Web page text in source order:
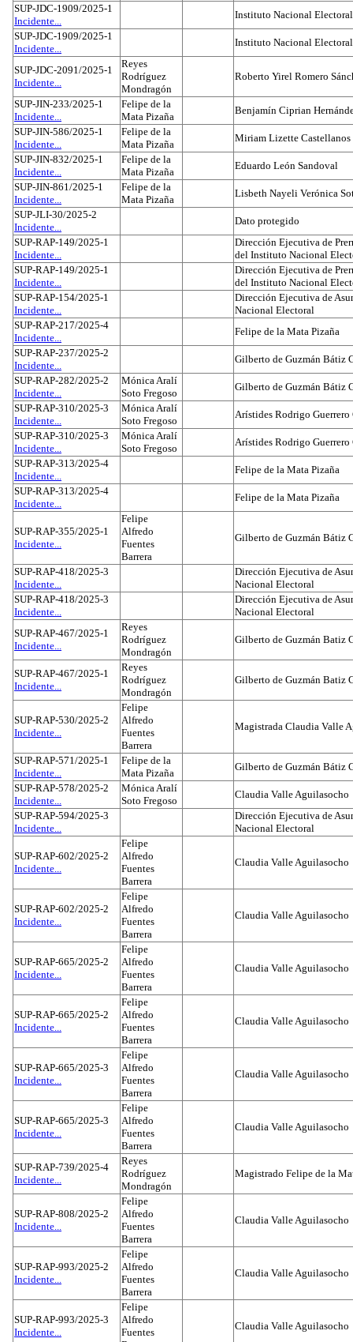
SUP-JDC-1909/2025-1
Incidente...
Instituto Nacional Electoral
SUP-JDC-1909/2025-1
Incidente...
Instituto Nacional Electoral
SUP-JDC-2091/2025-1
Incidente...
Reyes
Rodríguez
Mondragón
Roberto Yirel Romero
SUP-JIN-233/2025-1
Incidente...
Felipe de la
Mata Pizaña
Benjamín Ciprian
SUP-JIN-586/2025-1
Incidente...
Felipe de la
Mata Pizaña
Miriam Lizette Castellanos
SUP-JIN-832/2025-1
Incidente...
Felipe de la
Mata Pizaña
Eduardo León Sandoval
SUP-JIN-861/2025-1
Incidente...
Felipe de la
Mata Pizaña
Lisbeth Nayeli Verónica
SUP-JLI-30/2025-2
Incidente...
Dato protegido
SUP-RAP-149/2025-1
Incidente...
Dirección Ejecutiva de
del Instituto Nacional
SUP-RAP-149/2025-1
Incidente...
Dirección Ejecutiva de
del Instituto Nacional
SUP-RAP-154/2025-1
Incidente...
Dirección Ejecutiva de
Nacional Electoral
SUP-RAP-217/2025-4
Incidente...
Felipe de la Mata Pizaña
SUP-RAP-237/2025-2
Incidente...
Gilberto de Guzmán Bátiz
SUP-RAP-282/2025-2
Incidente...
Mónica Aralí
Soto Fregoso
Gilberto de Guzmán Bátiz
SUP-RAP-310/2025-3
Incidente...
Mónica Aralí
Soto Fregoso
Arístides Rodrigo Guerrero
SUP-RAP-310/2025-3
Incidente...
Mónica Aralí
Soto Fregoso
Arístides Rodrigo Guerrero
SUP-RAP-313/2025-4
Incidente...
Felipe de la Mata Pizaña
SUP-RAP-313/2025-4
Incidente...
Felipe de la Mata Pizaña
SUP-RAP-355/2025-1
Incidente...
Felipe
Alfredo
Fuentes
Barrera
Gilberto de Guzmán Bátiz
SUP-RAP-418/2025-3
Incidente...
Dirección Ejecutiva de
Nacional Electoral
SUP-RAP-418/2025-3
Incidente...
Dirección Ejecutiva de
Nacional Electoral
SUP-RAP-467/2025-1
Incidente...
Reyes
Rodríguez
Mondragón
Gilberto de Guzmán Batiz
SUP-RAP-467/2025-1
Incidente...
Reyes
Rodríguez
Mondragón
Gilberto de Guzmán Batiz
SUP-RAP-530/2025-2
Incidente...
Felipe
Alfredo
Fuentes
Barrera
Magistrada Claudia Valle
SUP-RAP-571/2025-1
Incidente...
Felipe de la
Mata Pizaña
Gilberto de Guzmán Bátiz
SUP-RAP-578/2025-2
Incidente...
Mónica Aralí
Soto Fregoso
Claudia Valle Aguilasocho
SUP-RAP-594/2025-3
Incidente...
Dirección Ejecutiva de
Nacional Electoral
SUP-RAP-602/2025-2
Incidente...
Felipe
Alfredo
Fuentes
Barrera
Claudia Valle Aguilasocho
SUP-RAP-602/2025-2
Incidente...
Felipe
Alfredo
Fuentes
Barrera
Claudia Valle Aguilasocho
SUP-RAP-665/2025-2
Incidente...
Felipe
Alfredo
Fuentes
Barrera
Claudia Valle Aguilasocho
SUP-RAP-665/2025-2
Incidente...
Felipe
Alfredo
Fuentes
Barrera
Claudia Valle Aguilasocho
SUP-RAP-665/2025-3
Incidente...
Felipe
Alfredo
Fuentes
Barrera
Claudia Valle Aguilasocho
SUP-RAP-665/2025-3
Incidente...
Felipe
Alfredo
Fuentes
Barrera
Claudia Valle Aguilasocho
SUP-RAP-739/2025-4
Incidente...
Reyes
Rodríguez
Mondragón
Magistrado Felipe de la
SUP-RAP-808/2025-2
Incidente...
Felipe
Alfredo
Fuentes
Barrera
Claudia Valle Aguilasocho
SUP-RAP-993/2025-2
Incidente...
Felipe
Alfredo
Fuentes
Barrera
Claudia Valle Aguilasocho
SUP-RAP-993/2025-3
Incidente...
Felipe
Alfredo
Fuentes
Claudia Valle Aguilasocho